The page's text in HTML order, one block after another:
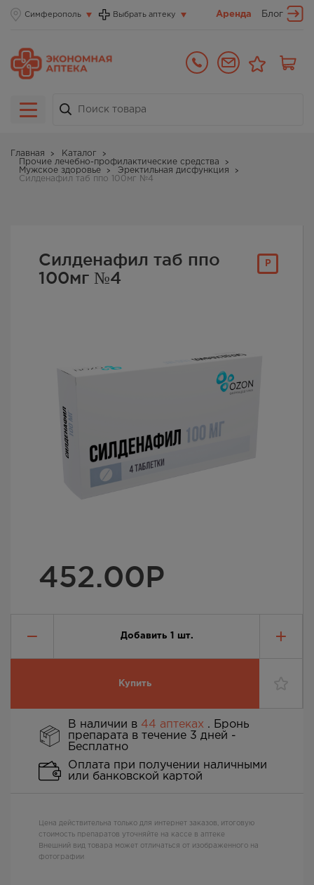
Симферополь Выбрать аптеку Аренда Блог
Главная
Каталог
Прочие лечебно-профилактические средства
Мужское здоровье
Эректильная дисфункция
Силденафил таб ппо 100мг №4
Р
Силденафил таб ппо
100мг №4
452.00Р
Добавить 1 шт.
Купить
В наличии в 44 аптеках . Бронь
препарата в течение 3 дней -
Бесплатно
Оплата при получении наличными
или банковской картой
Цена действительна только для интернет заказов, итоговую
стоимость препаратов уточняйте на кассе в аптеке
Внешний вид товара может отличаться от изображенного на
фотографии